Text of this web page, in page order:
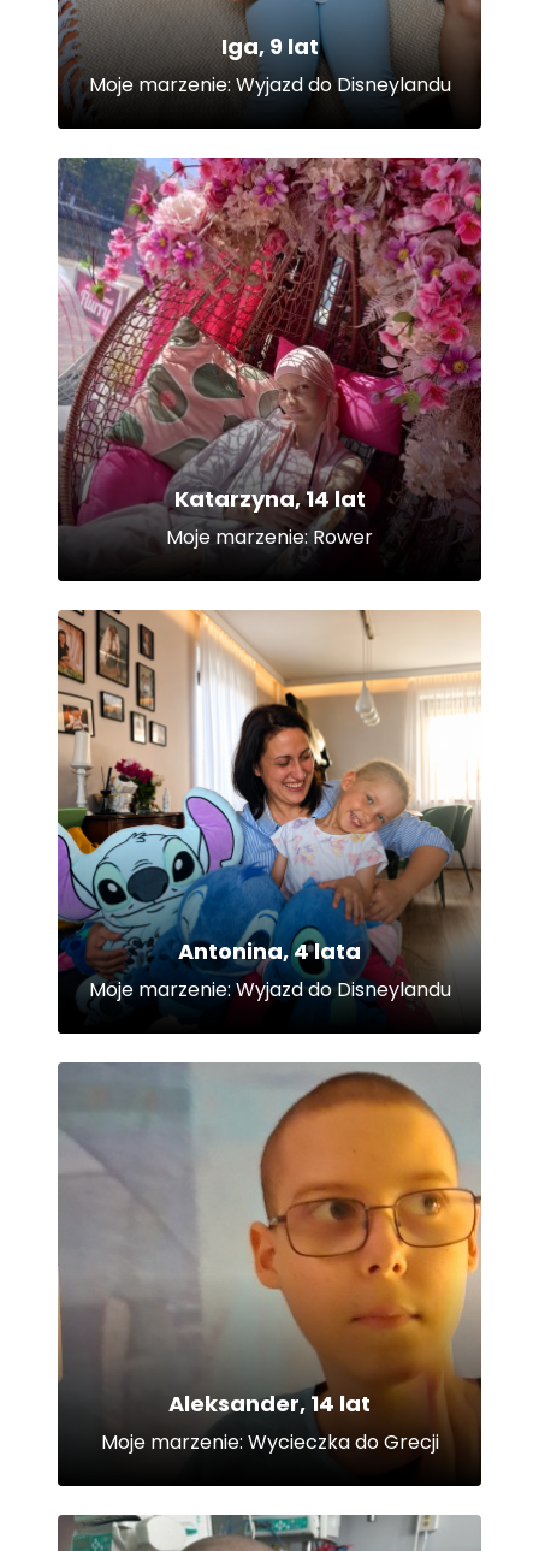
Iga, 9 lat
Moje marzenie: Wyjazd do Disneylandu
Katarzyna, 14 lat
Moje marzenie: Rower
Antonina, 4 lata
Moje marzenie: Wyjazd do Disneylandu
Aleksander, 14 lat
Moje marzenie: Wycieczka do Grecji